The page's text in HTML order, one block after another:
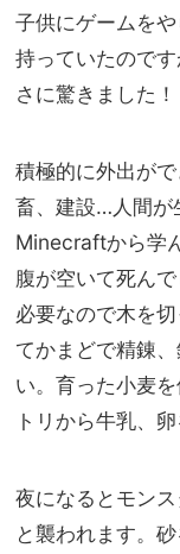
子供にゲームを
持っていたので
さに驚きました！
積極的に外出が
畜、建設…人間が
Minecraftから学
腹が空いて死ん
必要なので木を
てかまどで精錬
い。育った小麦
トリから牛乳、
夜になるとモン
と襲われます。